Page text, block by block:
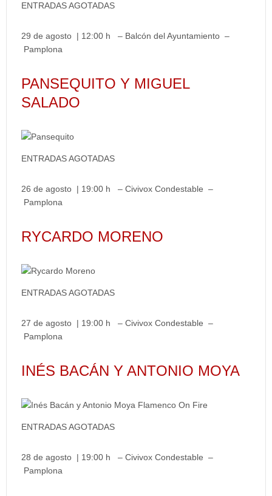
ENTRADAS AGOTADAS
29 de agosto | 12:00 h – Balcón del Ayuntamiento –
Pamplona
PANSEQUITO Y MIGUEL
SALADO
ENTRADAS AGOTADAS
26 de agosto | 19:00 h – Civivox Condestable –
Pamplona
RYCARDO MORENO
ENTRADAS AGOTADAS
27 de agosto | 19:00 h – Civivox Condestable –
Pamplona
INÉS BACÁN Y ANTONIO MOYA
ENTRADAS AGOTADAS
28 de agosto | 19:00 h – Civivox Condestable –
Pamplona